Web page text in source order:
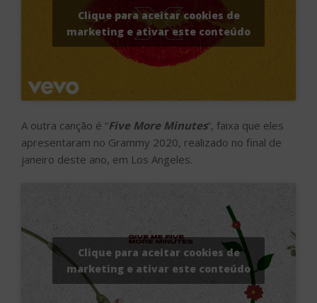
Clique para aceitar cookies de
marketing e ativar este conteúdo
A outra canção é “Five More Minutes“, faixa que eles
apresentaram no Grammy 2020, realizado no final de
janeiro deste ano, em Los Angeles.
Clique para aceitar cookies de
marketing e ativar este conteúdo